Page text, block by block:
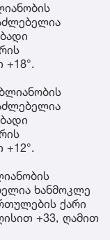
ხანმოკლე
ქარი
+33, ღამით